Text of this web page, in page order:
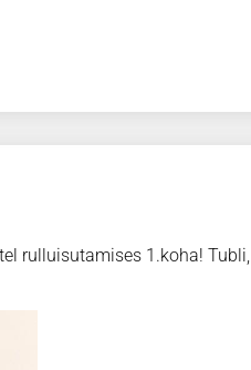
rulluisutamises 1.koha! Tubli,